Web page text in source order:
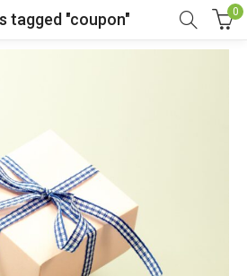
tagged "coupon" 0